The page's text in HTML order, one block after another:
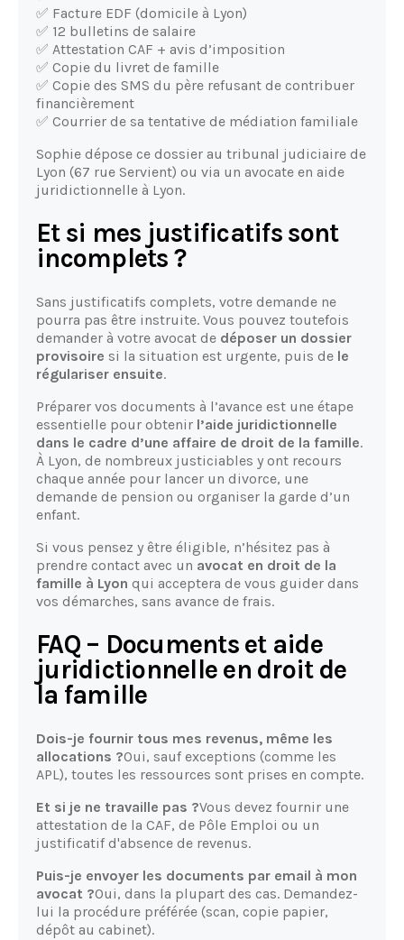
✅ Facture EDF (domicile à Lyon)
✅ 12 bulletins de salaire
✅ Attestation CAF + avis d’imposition
✅ Copie du livret de famille
✅ Copie des SMS du père refusant de contribuer
financièrement
✅ Courrier de sa tentative de médiation familiale
Sophie dépose ce dossier au tribunal judiciaire de
Lyon (67 rue Servient) ou via un avocate en aide
juridictionnelle à Lyon.
Et si mes justificatifs sont
incomplets ?
Sans justificatifs complets, votre demande ne
pourra pas être instruite. Vous pouvez toutefois
demander à votre avocat de déposer un dossier
provisoire si la situation est urgente, puis de le
régulariser ensuite.
Préparer vos documents à l’avance est une étape
essentielle pour obtenir l’aide juridictionnelle
dans le cadre d’une affaire de droit de la famille.
À Lyon, de nombreux justiciables y ont recours
chaque année pour lancer un divorce, une
demande de pension ou organiser la garde d’un
enfant.
Si vous pensez y être éligible, n’hésitez pas à
prendre contact avec un avocat en droit de la
famille à Lyon qui acceptera de vous guider dans
vos démarches, sans avance de frais.
FAQ – Documents et aide
juridictionnelle en droit de
la famille
Dois-je fournir tous mes revenus, même les
allocations ?Oui, sauf exceptions (comme les
APL), toutes les ressources sont prises en compte.
Et si je ne travaille pas ?Vous devez fournir une
attestation de la CAF, de Pôle Emploi ou un
justificatif d'absence de revenus.
Puis-je envoyer les documents par email à mon
avocat ?Oui, dans la plupart des cas. Demandez-
lui la procédure préférée (scan, copie papier,
dépôt au cabinet).